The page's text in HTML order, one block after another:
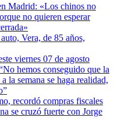
Madrid: «Los chinos no
no quieren esperar
Vera, de 85 años,
viernes 07 de agosto
hemos conseguido que la
la semana se haga realidad,
recordó compras fiscales
se cruzó fuerte con Jorge